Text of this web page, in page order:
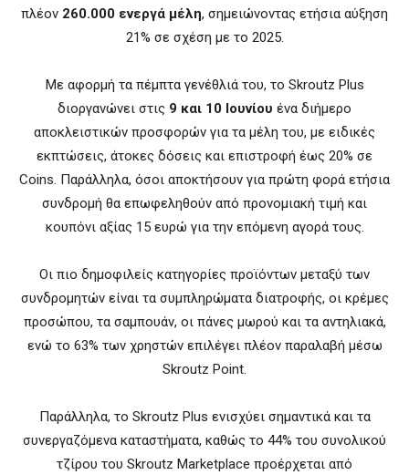
πλέον 260.000 ενεργά μέλη, σημειώνοντας ετήσια αύξηση
21% σε σχέση με το 2025.
Με αφορμή τα πέμπτα γενέθλιά του, το Skroutz Plus
διοργανώνει στις 9 και 10 Ιουνίου ένα διήμερο
αποκλειστικών προσφορών για τα μέλη του, με ειδικές
εκπτώσεις, άτοκες δόσεις και επιστροφή έως 20% σε
Coins. Παράλληλα, όσοι αποκτήσουν για πρώτη φορά ετήσια
συνδρομή θα επωφεληθούν από προνομιακή τιμή και
κουπόνι αξίας 15 ευρώ για την επόμενη αγορά τους.
Οι πιο δημοφιλείς κατηγορίες προϊόντων μεταξύ των
συνδρομητών είναι τα συμπληρώματα διατροφής, οι κρέμες
προσώπου, τα σαμπουάν, οι πάνες μωρού και τα αντηλιακά,
ενώ το 63% των χρηστών επιλέγει πλέον παραλαβή μέσω
Skroutz Point.
Παράλληλα, το Skroutz Plus ενισχύει σημαντικά και τα
συνεργαζόμενα καταστήματα, καθώς το 44% του συνολικού
τζίρου του Skroutz Marketplace προέρχεται από